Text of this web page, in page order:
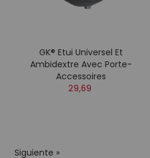
GK® Etui Universel Et
Ambidextre Avec Porte-
Accessoires
29,69
Siguiente »